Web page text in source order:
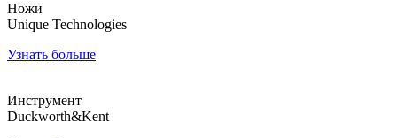
Ножи
Unique Technologies
Узнать больше
Инструмент
Duckworth&Kent